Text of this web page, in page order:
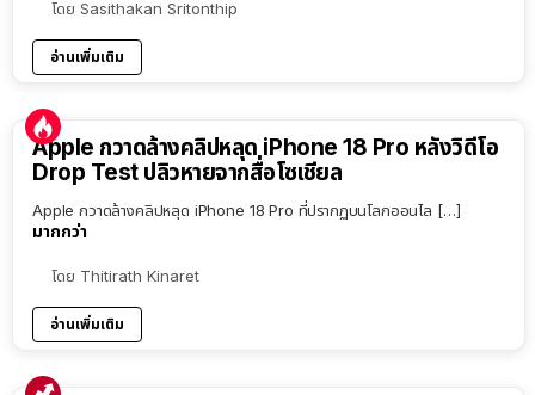
โดย Sasithakan Sritonthip
อ่านเพิ่มเติม
Apple กวาดล้างคลิปหลุด iPhone 18 Pro หลังวิดีโอ
Drop Test ปลิวหายจากสื่อโซเชียล
Apple กวาดล้างคลิปหลุด iPhone 18 Pro ที่ปรากฏบนโลกออนไล […]
มากกว่า
โดย Thitirath Kinaret
อ่านเพิ่มเติม